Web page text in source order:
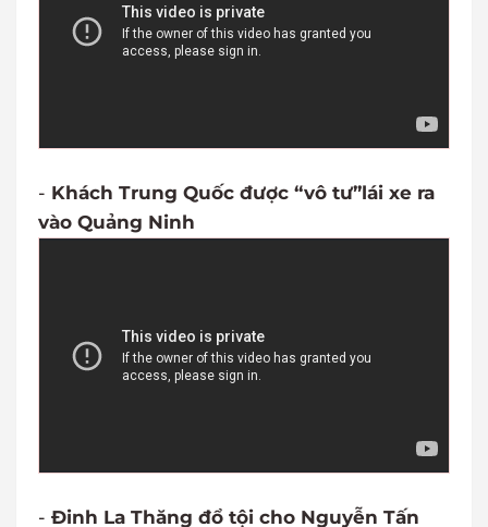
- Khách Trung Quốc được “vô tư”lái xe ra
vào Quảng Ninh
- Đinh La Thăng đổ tội cho Nguyễn Tấn